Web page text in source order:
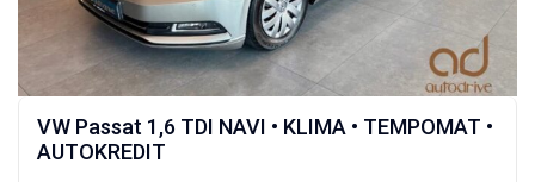
VW Passat 1,6 TDI NAVI • KLIMA • TEMPOMAT •
AUTOKREDIT